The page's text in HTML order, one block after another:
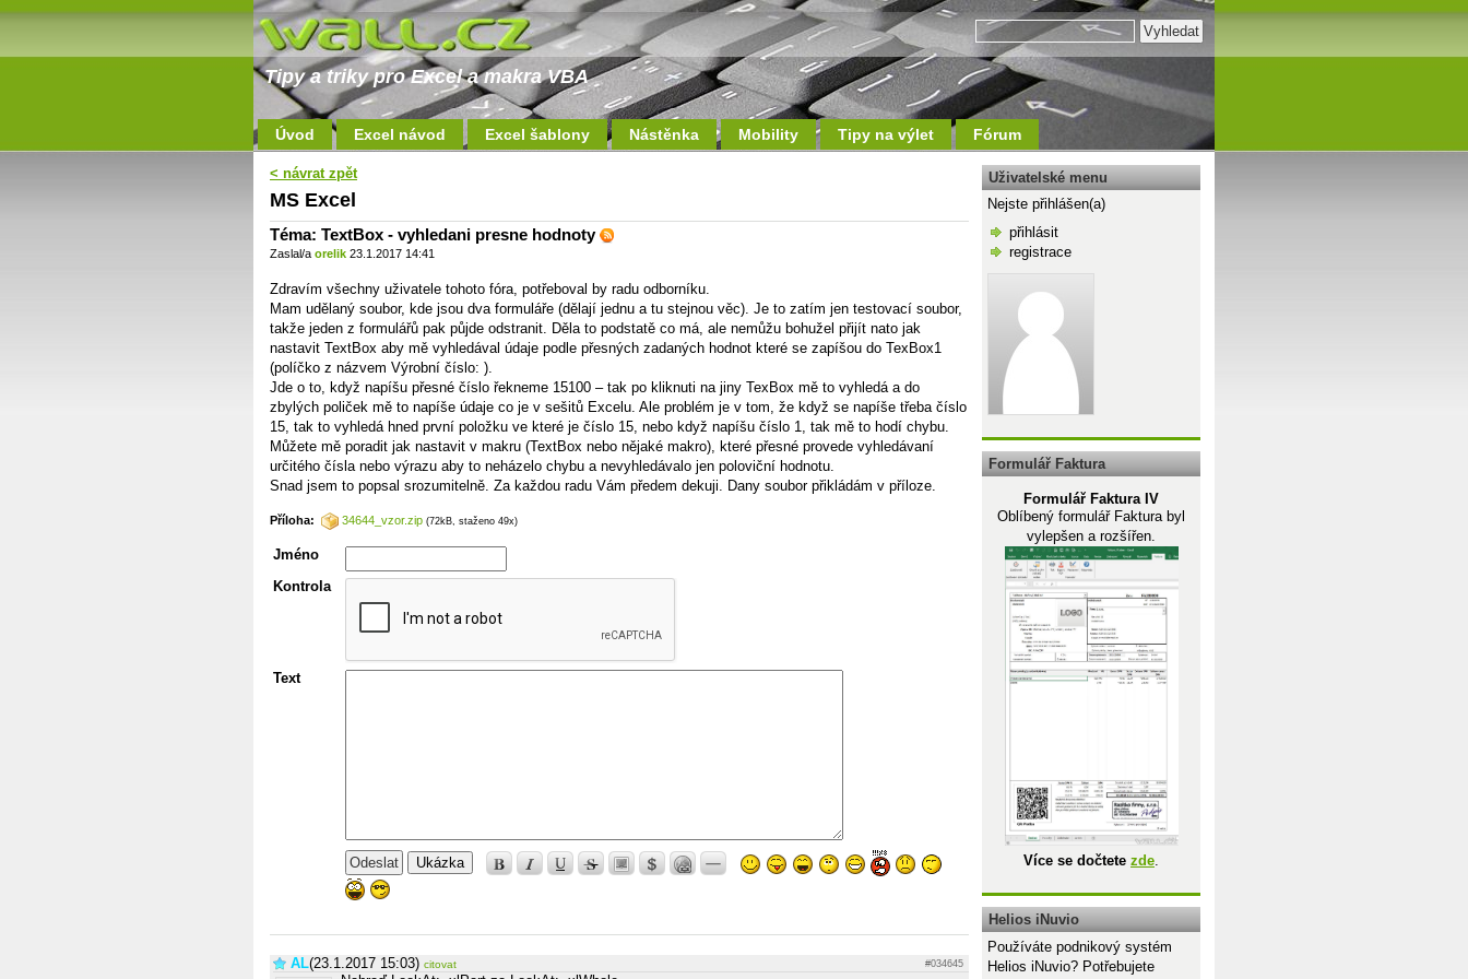
Tipy a triky pro Excel a makra VBA
Úvod Excel návod Excel šablony Nástěnka Mobility Tipy na výlet Fórum
< návrat zpět
MS Excel
Téma: TextBox - vyhledani presne hodnoty
Zaslal/a orelik 23.1.2017 14:41
Zdravím všechny uživatele tohoto fóra, potřeboval by radu odborníku.
Mam udělaný soubor, kde jsou dva formuláře (dělají jednu a tu stejnou věc). Je to zatím jen testovací soubor,
takže jeden z formulářů pak půjde odstranit. Děla to podstatě co má, ale nemůžu bohužel přijít nato jak
nastavit TextBox aby mě vyhledával údaje podle přesných zadaných hodnot které se zapíšou do TexBox1
(políčko z názvem Výrobní číslo: ).
Jde o to, když napíšu přesné číslo řekneme 15100 – tak po kliknuti na jiny TexBox mě to vyhledá a do
zbylých poliček mě to napíše údaje co je v sešitů Excelu. Ale problém je v tom, že když se napíše třeba číslo
15, tak to vyhledá hned první položku ve které je číslo 15, nebo když napíšu číslo 1, tak mě to hodí chybu.
Můžete mě poradit jak nastavit v makru (TextBox nebo nějaké makro), které přesné provede vyhledávaní
určitého čísla nebo výrazu aby to neházelo chybu a nevyhledávalo jen poloviční hodnotu.
Snad jsem to popsal srozumitelně. Za každou radu Vám předem dekuji. Dany soubor přikládám v příloze.
Příloha: 34644_vzor.zip (72kB, staženo 49x)
Jméno
Kontrola
Text
Ukázka
AL(23.1.2017 15:03) citovat #034645
Uživatelské menu
Nejste přihlášen(a)
přihlásit
registrace
Formulář Faktura
Formulář Faktura IV
Oblíbený formulář Faktura byl
vylepšen a rozšířen.
Více se dočtete zde.
Helios iNuvio
Používáte podnikový systém
Helios iNuvio? Potřebujete